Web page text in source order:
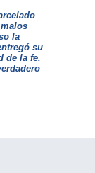
la
su
de la fe.